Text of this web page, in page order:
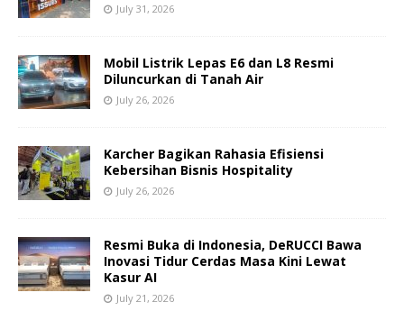
July 31, 2026
Mobil Listrik Lepas E6 dan L8 Resmi
Diluncurkan di Tanah Air
July 26, 2026
Karcher Bagikan Rahasia Efisiensi
Kebersihan Bisnis Hospitality
July 26, 2026
Resmi Buka di Indonesia, DeRUCCI Bawa
Inovasi Tidur Cerdas Masa Kini Lewat
Kasur AI
July 21, 2026